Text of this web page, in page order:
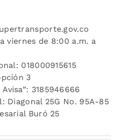
viernes de 8:00 a.m. a
018000915615
3
3185946666
Diagonal 25G No. 95A-85
Buró 25